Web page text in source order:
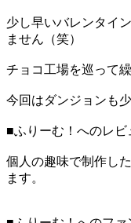
少し早いバレンタイ
ません（笑）
チョコ工場を巡って
今回はダンジョンも
■ふりーむ！へのレビ
個人の趣味で制作し
ます。